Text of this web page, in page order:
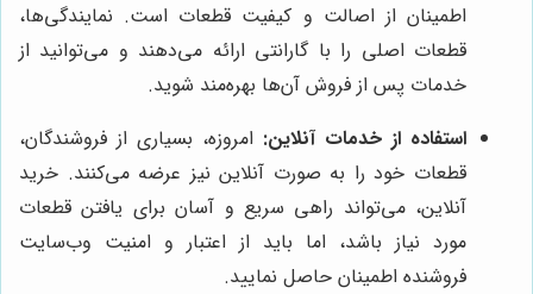
اطمینان از اصالت و کیفیت قطعات است. نمایندگی‌ها،
قطعات اصلی را با گارانتی ارائه می‌دهند و می‌توانید از
خدمات پس از فروش آن‌ها بهره‌مند شوید.
استفاده از خدمات آنلاین: امروزه، بسیاری از فروشندگان،
قطعات خود را به صورت آنلاین نیز عرضه می‌کنند. خرید
آنلاین، می‌تواند راهی سریع و آسان برای یافتن قطعات
مورد نیاز باشد، اما باید از اعتبار و امنیت وب‌سایت
فروشنده اطمینان حاصل نمایید.